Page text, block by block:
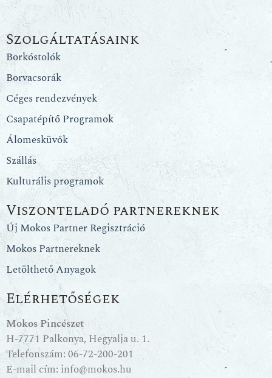
Szolgáltatásaink
Borkóstolók
Borvacsorák
Céges rendezvények
Csapatépítő Programok
Álomesküvők
Szállás
Kulturális programok
Viszonteladó partnereknek
Új Mokos Partner Regisztráció
Mokos Partnereknek
Letölthető Anyagok
Elérhetőségek
Mokos Pincészet
H-7771 Palkonya, Hegyalja u. 1.
Telefonszám:06-72-200-201
E-mail cím: info@mokos.hu